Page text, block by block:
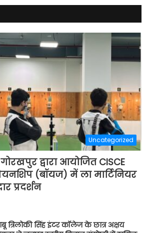
Uncategorized
द्वारा आयोजित CISCE
(बॉयज) में ला मार्टिनियर
प्रदर्शन
त्रिलोकी सिंह इंटर कॉलेज के छात्र अक्षय